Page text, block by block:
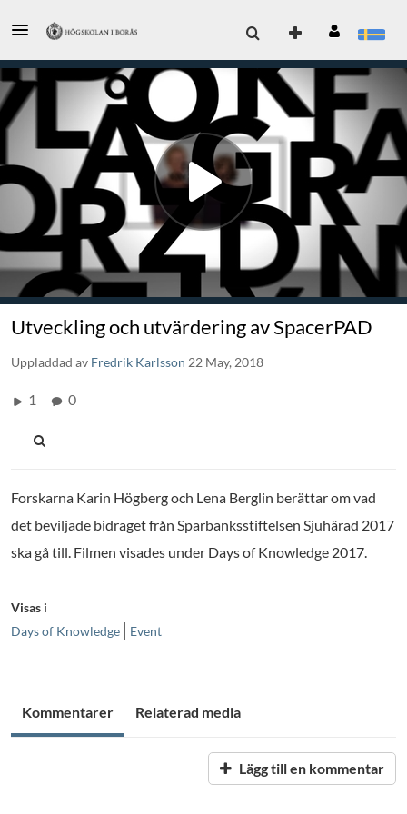
Utveckling och utvärdering av SpacerPAD
Uppladdad av Fredrik Karlsson 22 May, 2018
1 0
Forskarna Karin Högberg och Lena Berglin berättar om vad
det beviljade bidraget från Sparbanksstiftelsen Sjuhärad 2017
ska gå till. Filmen visades under Days of Knowledge 2017.
Visas i
Days of Knowledge
Event
Kommentarer Relaterad media
Lägg till en kommentar